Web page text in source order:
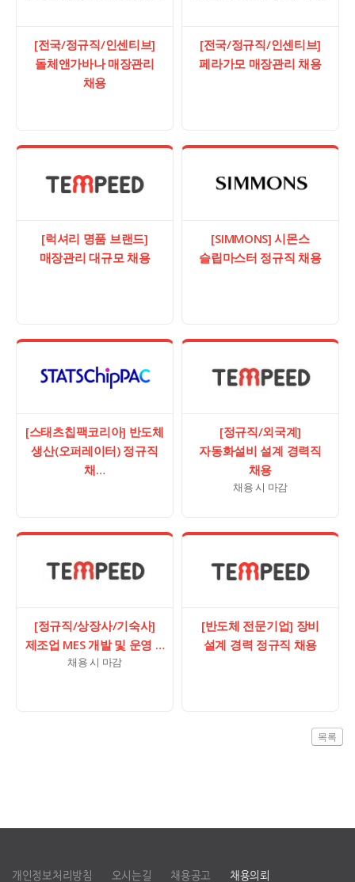
[전국/정규직/인센티브]
돌체앤가바나 매장관리
채용
[전국/정규직/인센티브]
페라가모 매장관리 채용
[럭셔리 명품 브랜드]
매장관리 대규모 채용
[SIMMONS] 시몬스
슬립마스터 정규직 채용
[스태츠칩팩코리아] 반도체
생산(오퍼레이터) 정규직
채…
[정규직/외국계]
자동화설비 설계 경력직
채용
채용 시 마감
[정규직/상장사/기숙사]
제조업 MES 개발 및 운영 …
채용 시 마감
[반도체 전문기업] 장비
설계 경력 정규직 채용
목록
개인정보처리방침 오시는길 채용공고 채용의뢰